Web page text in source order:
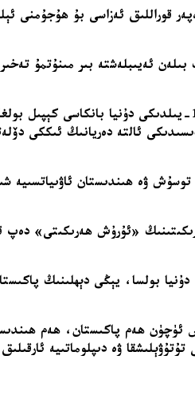
ئەيىبلەشتە بىر مىنۇتمۇ
ھىندىستاننىڭ تەدبىرلىرى دىپلوماتىك مۇناسىۋەتنى يەنىمۇ
ئالتە دەريانىڭ ئىككى
ۋە ھىندىستان ئاۋىياتسىيە
«ئۇرۇش ھەرىكىتى» دەپ
بولسا، يېڭى دېھلىنىڭ
ئۈچۈن ھەم پاكىستان، ھەم
ۋە دىپلوماتىيە